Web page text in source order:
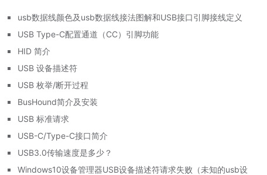
usb数据线颜色及usb数据线接法图解和USB接口引脚接线定义
USB Type-C配置通道（CC）引脚功能
HID 简介
USB 设备描述符
USB 枚举/断开过程
BusHound简介及安装
USB 标准请求
USB-C/Type-C接口简介
USB3.0传输速度是多少？
Windows10设备管理器USB设备描述符请求失败（未知的usb设